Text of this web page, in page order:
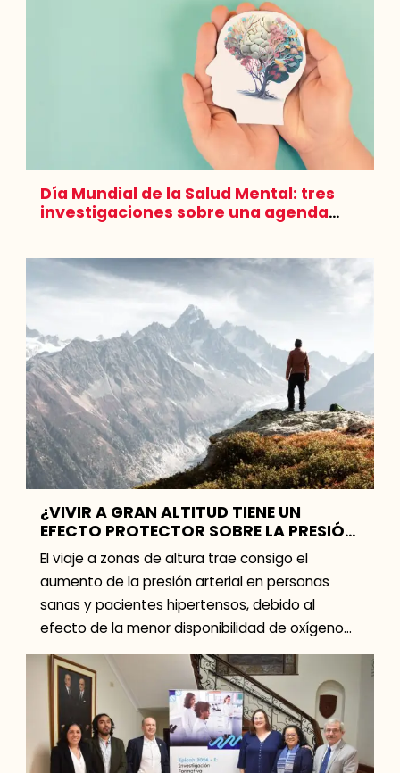
Día Mundial de la Salud Mental: tres
investigaciones sobre una agenda
¿VIVIR A GRAN ALTITUD TIENE UN
EFECTO PROTECTOR SOBRE LA PRESIÓN
ARTERIAL?
El viaje a zonas de altura trae consigo el
aumento de la presión arterial en personas
sanas y pacientes hipertensos, debido al
efecto de la menor disponibilidad de oxígeno
en […]